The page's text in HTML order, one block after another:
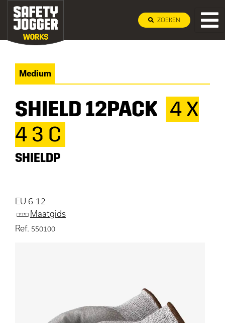
ZOEKEN
Medium
SHIELD 12PACK 4 X
4 3 C
SHIELDP
EU 6-12
Maatgids
Ref. 550100